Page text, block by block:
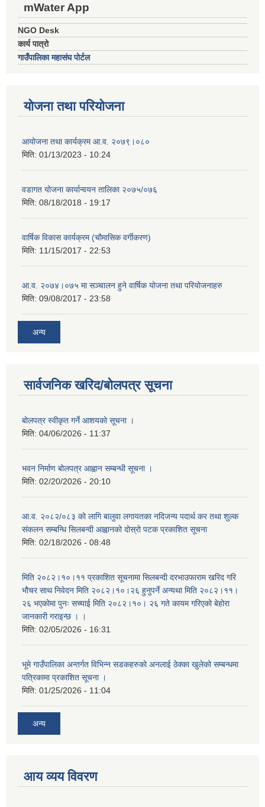
mWater App
NGO Desk
कार्य पात्रो
गाउँपालिका महासंघ पोर्टल
योजना तथा परियोजना
आयोजना तथा कार्यक्रम आ.व. २०७९।०८०
मिति: 01/13/2023 - 10:24
वडागत योजना कार्यान्वयन तालिका २०७५/०७६
मिति: 08/18/2018 - 19:17
वार्षिक विकास कार्यक्रम (चौमासिक वर्गीकरण)
मिति: 11/15/2017 - 22:53
आ.व. २०७४।०७५ मा सञ्चालन हुने वार्षिक योजना तथा परियोजनाहरु
मिति: 09/08/2017 - 23:58
अन्य
सार्वजनिक खरिद/बोलपत्र सूचना
बोलपत्र स्वीकृत गर्ने आशयको सूचना ।
मिति: 04/06/2026 - 11:37
भवन निर्माण बोलपत्र आह्वान सम्बन्धी सूचना ।
मिति: 02/20/2026 - 20:10
आ.व. २०८२/०८३ को लागि बालुवा लगायतका नदिजन्य पदार्थ कर तथा शुल्क
संकलन सम्बन्धि सिलबन्दी आह्वानको दोस्रो पटक प्रकाशित सूचना
मिति: 02/18/2026 - 08:48
मिति २०८२।१०।११ प्रकाशित सूचनामा सिलबन्दी दरभाउफाराम खरिद गरि
भौचर साथ निवेदन मिति २०८२।१०।२६ हुनुपर्ने अन्यथा मिति २०८२।११।
२६ भएकोमा पुनः सच्याई मिति २०८२।१०। २६ गते कायम गरिएको बेहोरा
जानकारी गराइन्छ । ।
मिति: 02/05/2026 - 16:31
भूमे गाउँपालिका अन्तर्गत विभिन्न सडकहरुको अनलाई ठेक्का खुलेको सम्बन्धमा
पत्रिकामा प्रकाशित सूचना ।
मिति: 01/25/2026 - 11:04
अन्य
आय व्यय विवरण